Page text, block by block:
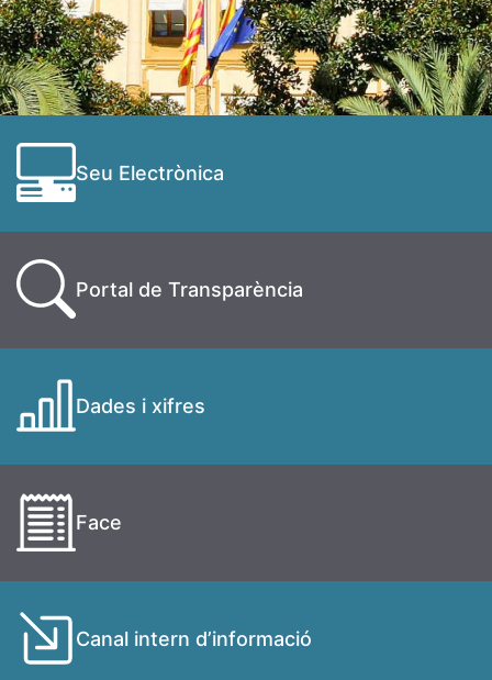
Seu Electrònica
Portal de Transparència
Dades i xifres
Face
Canal intern d’informació